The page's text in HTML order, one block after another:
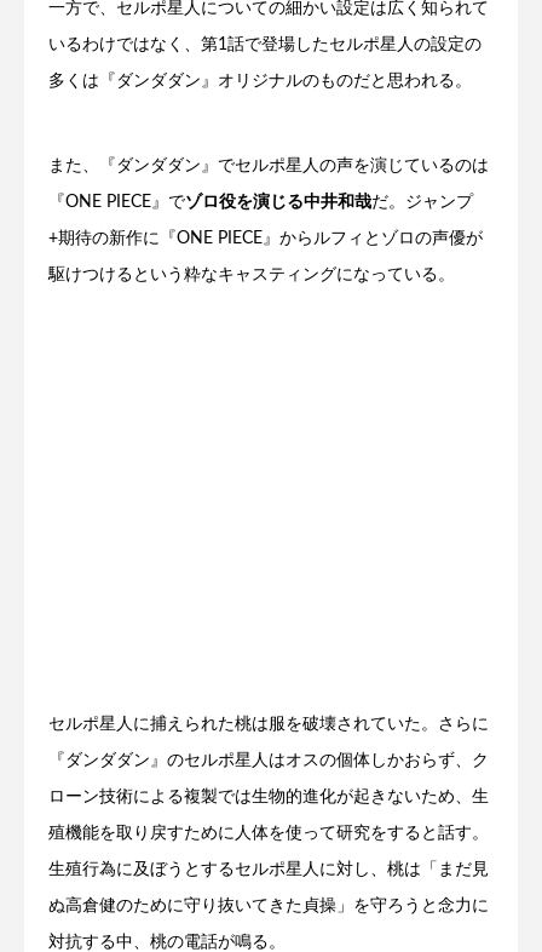
一方で、セルポ星人についての細かい設定は広く知られて
いるわけではなく、第1話で登場したセルポ星人の設定の
多くは『ダンダダン』オリジナルのものだと思われる。
また、『ダンダダン』でセルポ星人の声を演じているのは
『ONE PIECE』でゾロ役を演じる中井和哉だ。ジャンプ
+期待の新作に『ONE PIECE』からルフィとゾロの声優が
駆けつけるという粋なキャスティングになっている。
セルポ星人に捕えられた桃は服を破壊されていた。さらに
『ダンダダン』のセルポ星人はオスの個体しかおらず、ク
ローン技術による複製では生物的進化が起きないため、生
殖機能を取り戻すために人体を使って研究をすると話す。
生殖行為に及ぼうとするセルポ星人に対し、桃は「まだ見
ぬ高倉健のために守り抜いてきた貞操」を守ろうと念力に
対抗する中、桃の電話が鳴る。